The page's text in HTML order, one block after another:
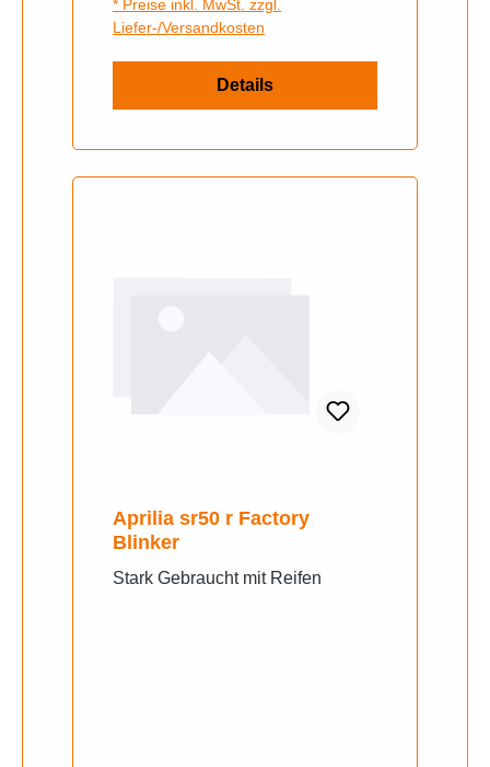
* Preise inkl. MwSt. zzgl.
Liefer-/Versandkosten
Details
Aprilia sr50 r Factory
Blinker